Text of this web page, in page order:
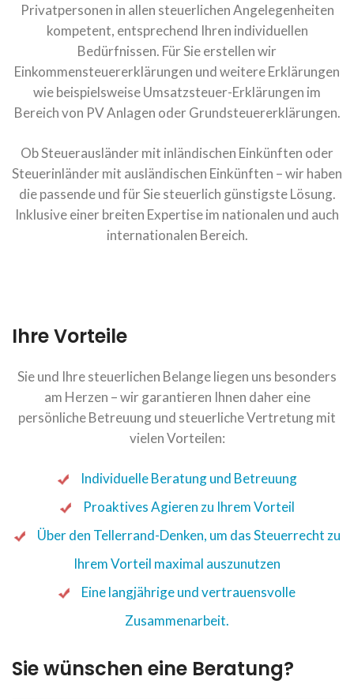
Privatpersonen in allen steuerlichen Angelegenheiten
kompetent, entsprechend Ihren individuellen
Bedürfnissen. Für Sie erstellen wir
Einkommensteuererklärungen und weitere Erklärungen
wie beispielsweise Umsatzsteuer-Erklärungen im
Bereich von PV Anlagen oder Grundsteuererklärungen.
Ob Steuerausländer mit inländischen Einkünften oder
Steuerinländer mit ausländischen Einkünften – wir haben
die passende und für Sie steuerlich günstigste Lösung.
Inklusive einer breiten Expertise im nationalen und auch
internationalen Bereich.
Ihre Vorteile
Sie und Ihre steuerlichen Belange liegen uns besonders
am Herzen – wir garantieren Ihnen daher eine
persönliche Betreuung und steuerliche Vertretung mit
vielen Vorteilen:
Individuelle Beratung und Betreuung
Proaktives Agieren zu Ihrem Vorteil
Über den Tellerrand-Denken, um das Steuerrecht zu
Ihrem Vorteil maximal auszunutzen
Eine langjährige und vertrauensvolle
Zusammenarbeit.
Sie wünschen eine Beratung?